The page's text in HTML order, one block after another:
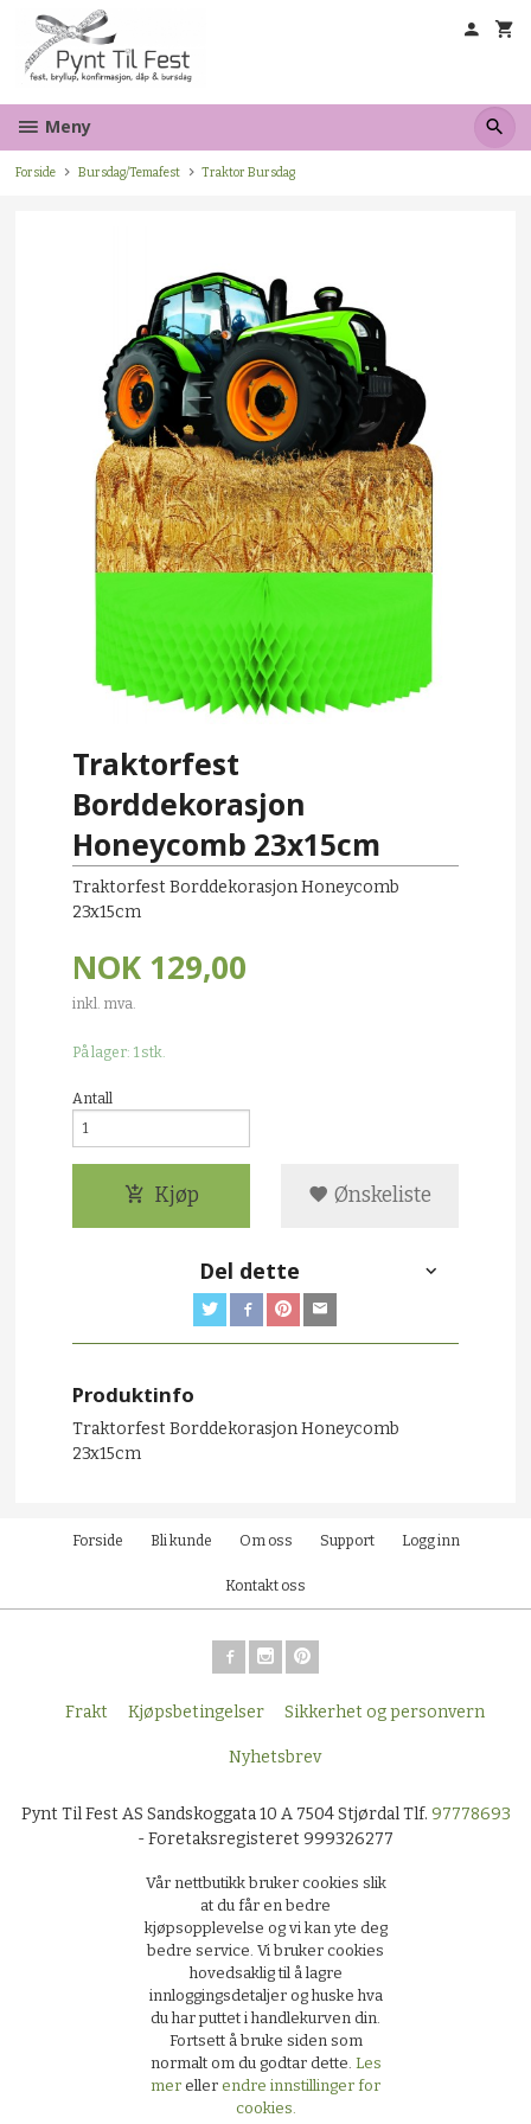
innholdet
Meny
Forside Bursdag/Temafest Traktor Bursdag
Traktorfest
Borddekorasjon
Honeycomb 23x15cm
Traktorfest Borddekorasjon Honeycomb
23x15cm
NOK 129,00
inkl. mva.
På lager: 1 stk.
Antall
Kjøp Ønskeliste
Del dette
Produktinfo
Traktorfest Borddekorasjon Honeycomb
23x15cm
Forside Bli kunde Om oss Support Logg inn
Kontakt oss
Frakt Kjøpsbetingelser Sikkerhet og personvern
Nyhetsbrev
Pynt Til Fest AS Sandskoggata 10 A 7504 Stjørdal Tlf. 97778693
- Foretaksregisteret 999326277
Vår nettbutikk bruker cookies slik
at du får en bedre
kjøpsopplevelse og vi kan yte deg
bedre service. Vi bruker cookies
hovedsaklig til å lagre
innloggingsdetaljer og huske hva
du har puttet i handlekurven din.
Fortsett å bruke siden som
normalt om du godtar dette. Les
mer eller endre innstillinger for
cookies.